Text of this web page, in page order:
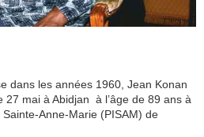
dans les années 1960, Jean Konan
27 mai à Abidjan à l’âge de 89 ans à
Anne-Marie (PISAM) de